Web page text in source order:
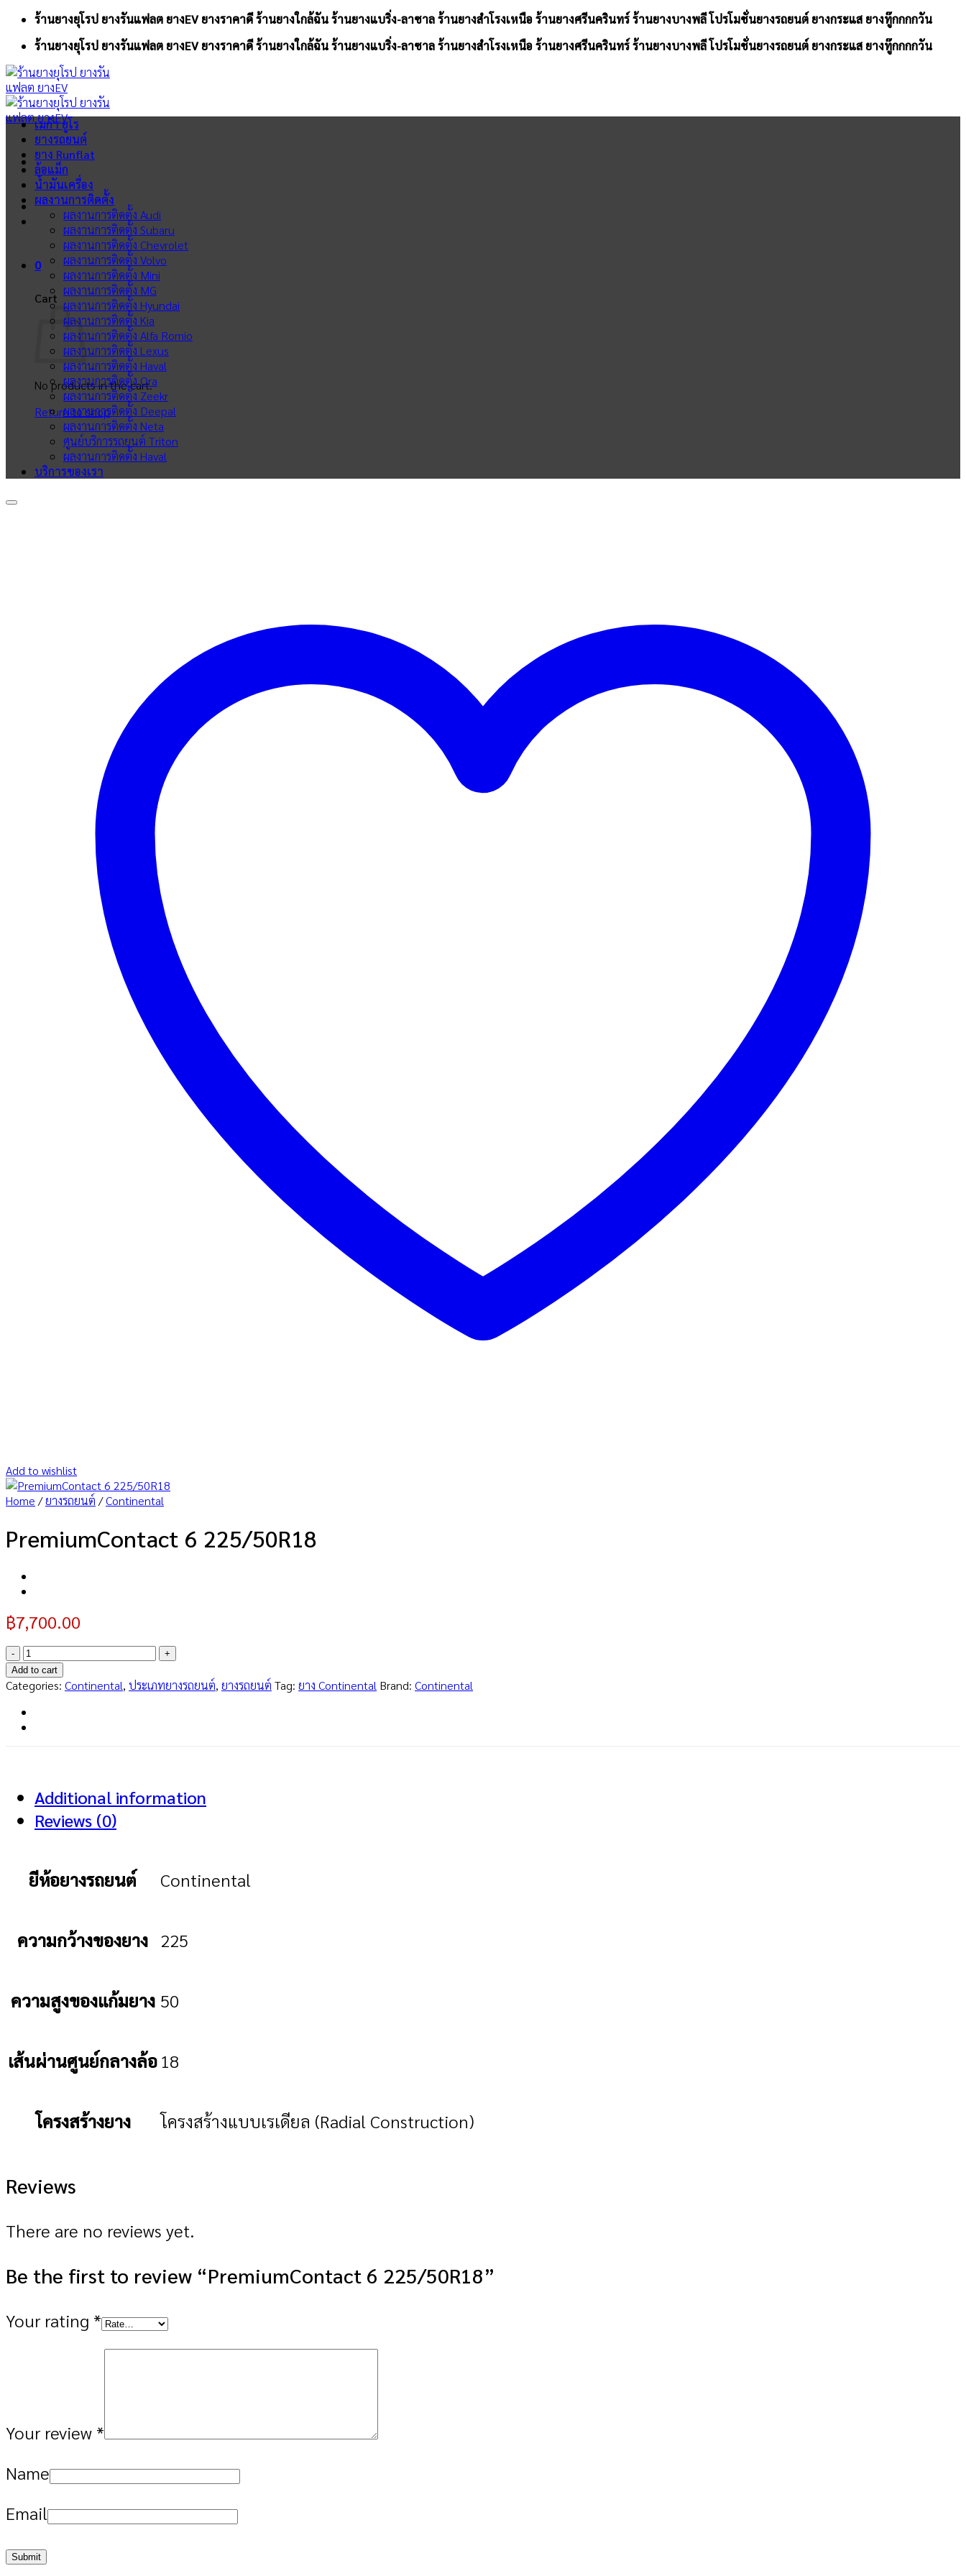
Skip
content
ร้านยางยุโรป ยางรันแฟลต ยางEV ยางราคาดี ร้านยางใกล้ฉัน ร้านยางแบริ่ง-ลาซาล ร้านยางสำโรงเหนือ ร้านยางศรีนครินทร์ ร้านยางบางพลี โปรโมชั่นยางรถยนต์ ยางกระแส ยางทู๊กกกกวัน
ร้านยางยุโรป ยางรันแฟลต ยางEV ยางราคาดี ร้านยางใกล้ฉัน ร้านยางแบริ่ง-ลาซาล ร้านยางสำโรงเหนือ ร้านยางศรีนครินทร์ ร้านยางบางพลี โปรโมชั่นยางรถยนต์ ยางกระแส ยางทู๊กกกกวัน
0
Cart
No products in the cart.
Return to shop
เมก้า ยูโร
ยางรถยนต์
ยาง Runflat
ล้อแม็ก
น้ำมันเครื่อง
ผลงานการติดตั้ง
ผลงานการติดตั้ง Audi
ผลงานการติดตั้ง Subaru
ผลงานการติดตั้ง Chevrolet
ผลงานการติดตั้ง Volvo
ผลงานการติดตั้ง Mini
ผลงานการติดตั้ง MG
ผลงานการติดตั้ง Hyundai
ผลงานการติดตั้ง Kia
ผลงานการติดตั้ง Alfa Romio
ผลงานการติดตั้ง Lexus
ผลงานการติดตั้ง Haval
ผลงานการติดตั้ง Ora
ผลงานการติดตั้ง Zeekr
ผลงานการติดตั้ง Deepal
ผลงานการติดตั้ง Neta
ศูนย์บริการรถยนต์ Triton
ผลงานการติดตั้ง Haval
บริการของเรา
Add to wishlist
Home /ยางรถยนต์ /Continental
PremiumContact 6 225/50R18
฿7,700.00
PremiumContact
6
225/50R18
quantity
Add to cart
Categories: Continental, ประเภทยางรถยนต์, ยางรถยนต์ Tag: ยาง Continental Brand: Continental
Additional information
Reviews (0)
ยีห้อยางรถยนต์ Continental
ความกว้างของยาง 225
ความสูงของแก้มยาง 50
เส้นผ่านศูนย์กลางล้อ18
โครงสร้างยาง โครงสร้างแบบเรเดียล (Radial Construction)
Reviews
There are no reviews yet.
Be the first to review “PremiumContact 6 225/50R18”
Your rating *
Your review *
Name
Email